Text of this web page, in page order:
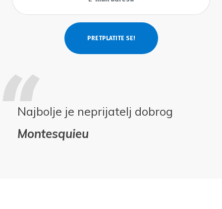
Najbolje je neprijatelj dobrog
Montesquieu